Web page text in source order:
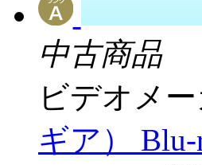
中古商品
ビデオメ
ギア）